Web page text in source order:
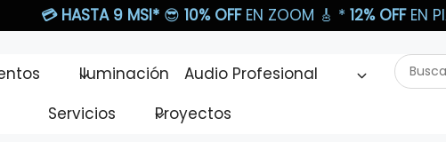
💳 HASTA 9 MSI* 😎 10% OFF EN ZOOM 🎸​ * 12% OFFEN
Iluminación
Audio Profesional
Servicios
Proyectos
Buscar